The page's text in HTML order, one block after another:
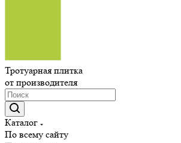
Тротуарная плитка
от производителя
Каталог
По всему сайту